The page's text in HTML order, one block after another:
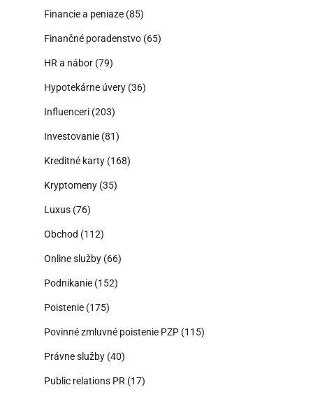
Financie a peniaze (85)
Finančné poradenstvo (65)
HR a nábor (79)
Hypotekárne úvery (36)
Influenceri (203)
Investovanie (81)
Kreditné karty (168)
Kryptomeny (35)
Luxus (76)
Obchod (112)
Online služby (66)
Podnikanie (152)
Poistenie (175)
Povinné zmluvné poistenie PZP (115)
Právne služby (40)
Public relations PR (17)